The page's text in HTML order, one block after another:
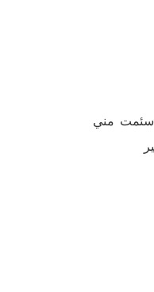
سئمت مني